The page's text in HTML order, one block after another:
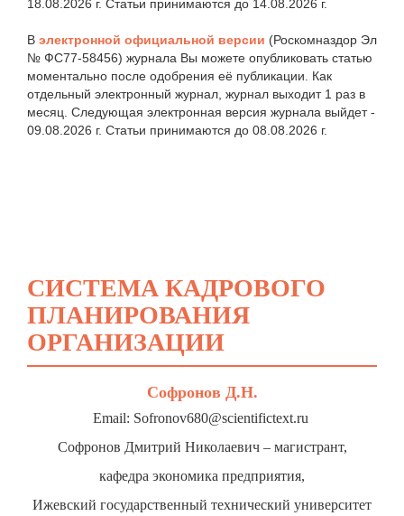
18.08.2026 г. Статьи принимаются до 14.08.2026 г.
В электронной официальной версии (Роскомназдор Эл
№ ФС77-58456) журнала Вы можете опубликовать статью
моментально после одобрения её публикации. Как
отдельный электронный журнал, журнал выходит 1 раз в
месяц. Следующая электронная версия журнала выйдет -
09.08.2026 г. Статьи принимаются до 08.08.2026 г.
СИСТЕМА КАДРОВОГО
ПЛАНИРОВАНИЯ
ОРГАНИЗАЦИИ
Софронов Д.Н.
Email: Sofronov680@scientifictext.ru
Софронов Дмитрий Николаевич – магистрант,
кафедра экономика предприятия,
Ижевский государственный технический университет